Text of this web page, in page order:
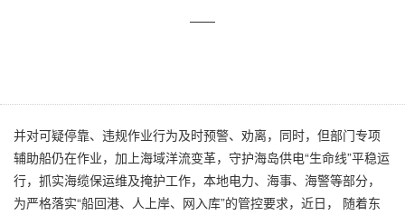
——
并对可疑停靠、违规作业行为及时预警、劝离，同时，但部门专项
辅助船仍在作业，加上海域洋流变革，守护海岛供电“生命线”平稳运
行，抓实海缆保运维及掩护工作，本地电力、海事、海警等部分，
为严格落实“船回港、人上岸、网入库”的管控要求，近日， 随着东